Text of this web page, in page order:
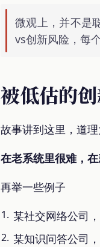
微观上，并不是
vs创新风险，每
被低估的
故事讲到这里，道
在老系统里很难，在
再举一些例子
某社交网络公司
某知识问答公司